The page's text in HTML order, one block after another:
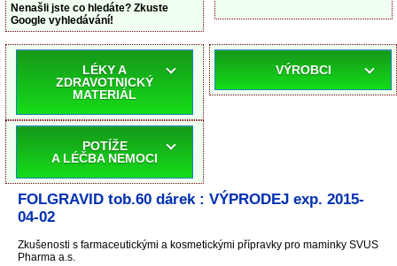
Nenašli jste co hledáte? Zkuste
Google vyhledávání!
LÉKY A
ZDRAVOTNICKÝ
MATERIÁL
POTÍŽE
A LÉČBA NEMOCI
VÝROBCI
FOLGRAVID tob.60 dárek : VÝPRODEJ exp. 2015-
04-02
Zkušenosti s farmaceutickými a kosmetickými přípravky pro maminky SVUS
Pharma a.s.